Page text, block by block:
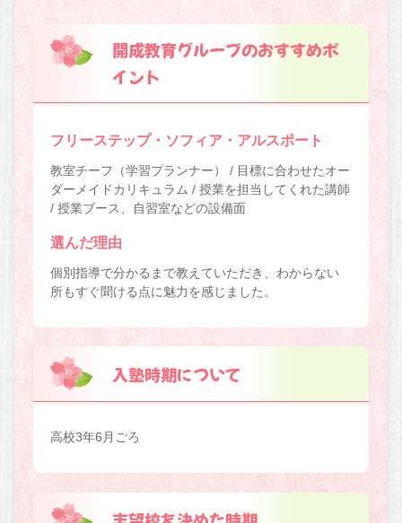
開成教育グループのおすすめポ
イント
フリーステップ・ソフィア・アルスポート
教室チーフ（学習プランナー） / 目標に合わせたオー
ダーメイドカリキュラム / 授業を担当してくれた講師
/ 授業ブース、自習室などの設備面
選んだ理由
個別指導で分かるまで教えていただき、わからない
所もすぐ聞ける点に魅力を感じました。
入塾時期について
高校3年6月ごろ